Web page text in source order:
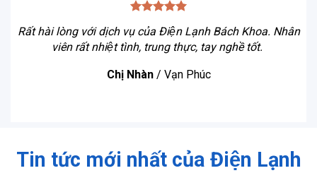
Rất hài lòng với dịch vụ của Điện Lạnh Bách Khoa. Nhân
viên rất nhiệt tình, trung thực, tay nghề tốt.
Chị Nhàn / Vạn Phúc
Tin tức mới nhất của Điện Lạnh